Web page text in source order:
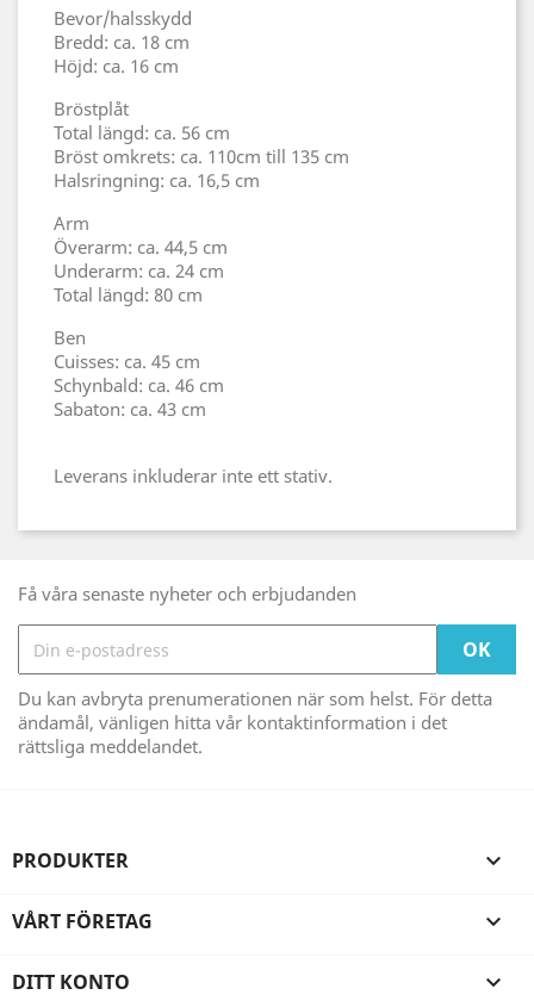
Bevor/halsskydd
Bredd: ca. 18 cm
Höjd: ca. 16 cm
Bröstplåt
Total längd: ca. 56 cm
Bröst omkrets: ca. 110cm till 135 cm
Halsringning: ca. 16,5 cm
Arm
Överarm: ca. 44,5 cm
Underarm: ca. 24 cm
Total längd: 80 cm
Ben
Cuisses: ca. 45 cm
Schynbald: ca. 46 cm
Sabaton: ca. 43 cm
Leverans inkluderar inte ett stativ.
Få våra senaste nyheter och erbjudanden
Du kan avbryta prenumerationen när som helst. För detta
ändamål, vänligen hitta vår kontaktinformation i det
rättsliga meddelandet.
PRODUKTER 
VÅRT FÖRETAG 
DITT KONTO 